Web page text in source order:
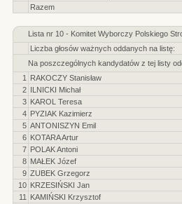
Razem
Lista nr 10 - Komitet Wyborczy Polskiego
Liczba głosów ważnych oddanych na listę:
Na poszczególnych kandydatów z tej listy
1
RAKOCZY Stanisław
2 ILNICKI Michał
3 KAROL Teresa
4 PYZIAK Kazimierz
5 ANTONISZYN Emil
6 KOTARA Artur
7 POLAK Antoni
8 MAŁEK Józef
9 ZUBEK Grzegorz
10 KRZESIŃSKI Jan
11
KAMIŃSKI Krzysztof